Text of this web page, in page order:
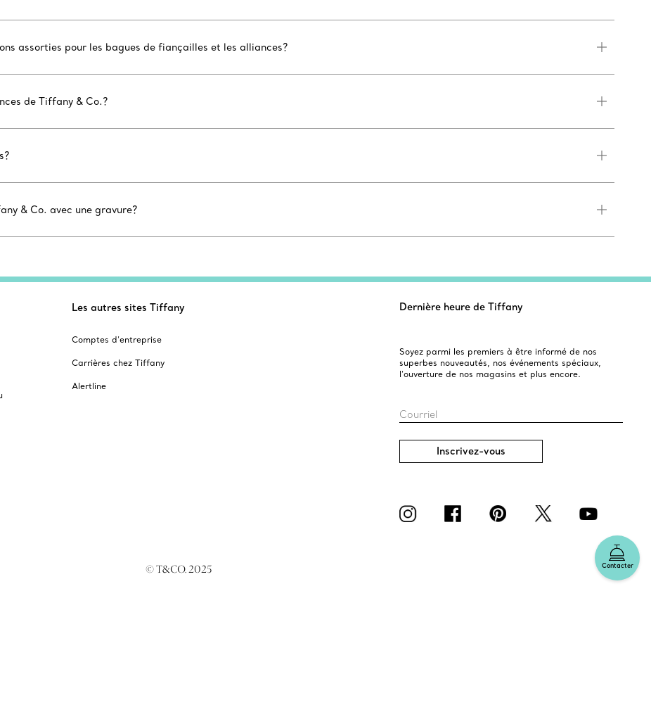
assorties pour les bagues de fiançailles et les alliances?
de Tiffany & Co.?
& Co. avec une gravure?
Contacter
Les autres sites Tiffany
Comptes d’entreprise
Carrières chez Tiffany
Alertline
Dernière heure de Tiffany
Soyez parmi les premiers à être informé de nos
superbes nouveautés, nos événements spéciaux,
l’ouverture de nos magasins et plus encore.
Courriel
Inscrivez-vous
© T&CO. 2025